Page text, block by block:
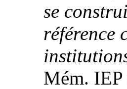
se
référence
Mém. IEP